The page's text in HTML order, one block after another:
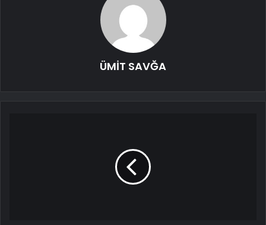
ÜMİT SAVĞA